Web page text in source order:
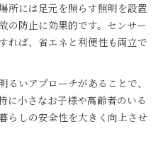
所には足元を照らす照明を設置
の防止に効果的です。センサー
れば、省エネと利便性も両立で
るいアプローチがあることで、
に小さなお子様や高齢者のいる
らしの安全性を大きく向上させ